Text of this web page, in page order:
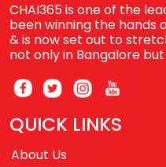
CHAI365 is one of the
been winning the hands
& is now set out to
not only in Bangalore
QUICK LINKS
About Us